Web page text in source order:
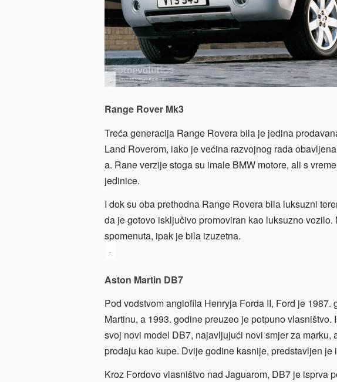
Range Rover Mk3
Treća generacija Range Rovera bila je jedina
Land Roverom, iako je većina razvojnog rada
a. Rane verzije stoga su imale BMW motore, ali s
jedinice.
I dok su oba prethodna Range Rovera bila luksuzni
da je gotovo isključivo promoviran kao luksuzno
spomenuta, ipak je bila izuzetna.
.
Aston Martin DB7
Pod vodstvom anglofila Henryja Forda II, Ford je
Martinu, a 1993. godine preuzeo je potpuno
svoj novi model DB7, najavljujući novi smjer za marku,
prodaju kao kupe. Dvije godine kasnije, predstavljen je
Kroz Fordovo vlasništvo nad Jaguarom, DB7 je isprva